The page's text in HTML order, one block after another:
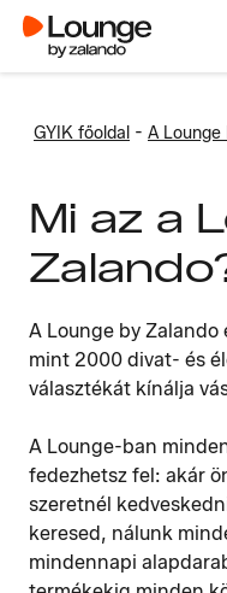
GYIK főoldal - A Lounge
Mi az a
A Lounge by
mint 2000 divat- és
választékát kínálja
A Lounge-ban
fedezhetsz fel: akár
szeretnél
keresed, nálunk
mindennapi